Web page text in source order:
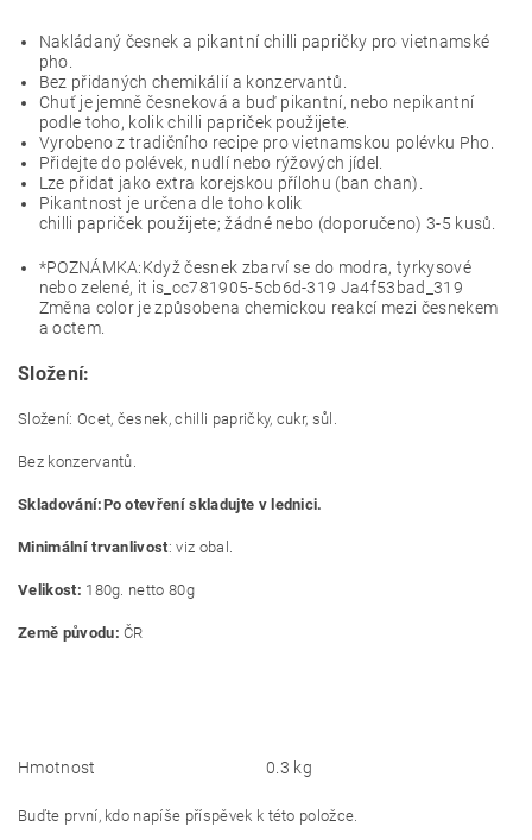
Nakládaný česnek a pikantní chilli papričky pro vietnamské
pho.
Bez přidaných chemikálií a konzervantů.
Chuť je jemně česneková a buď pikantní, nebo nepikantní
podle toho, kolik chilli papriček použijete.
Vyrobeno z tradičního recipe pro vietnamskou polévku Pho.
Přidejte do polévek, nudlí nebo rýžových jídel.
Lze přidat jako extra korejskou přílohu (ban chan).
Pikantnost je určena dle toho kolik
chilli papriček použijete; žádné nebo (doporučeno) 3-5 kusů.
*POZNÁMKA:Když česnek zbarví se do modra, tyrkysové
nebo zelené, it is_cc781905-5cb6d-319 Ja4f53bad_319
Změna color je způsobena chemickou reakcí mezi česnekem
a octem.
Složení:
Složení: Ocet, česnek, chilli papričky, cukr, sůl.
Bez konzervantů.
Skladování:Po otevření skladujte v lednici.
Minimální trvanlivost: viz obal.
Velikost: 180g. netto 80g
Země původu: ČR
Hmotnost 0.3 kg
Buďte první, kdo napíše příspěvek k této položce.